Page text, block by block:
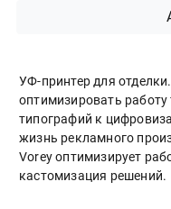
УФ-принтер для
оптимизировать
типографий к
жизнь рекламного
Vorey оптимизирует
кастомизация решений.